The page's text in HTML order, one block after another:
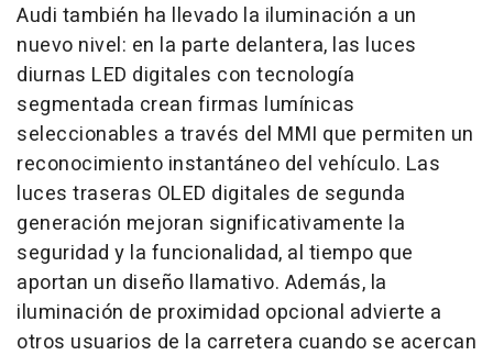
Audi también ha llevado la iluminación a un
nuevo nivel: en la parte delantera, las luces
diurnas LED digitales con tecnología
segmentada crean firmas lumínicas
seleccionables a través del MMI que permiten un
reconocimiento instantáneo del vehículo. Las
luces traseras OLED digitales de segunda
generación mejoran significativamente la
seguridad y la funcionalidad, al tiempo que
aportan un diseño llamativo. Además, la
iluminación de proximidad opcional advierte a
otros usuarios de la carretera cuando se acercan